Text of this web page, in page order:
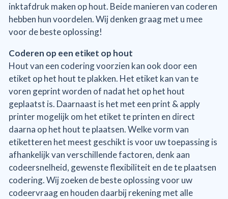
inktafdruk maken op hout. Beide manieren van coderen
hebben hun voordelen. Wij denken graag met u mee
voor de beste oplossing!
Coderen op een etiket op hout
Hout van een codering voorzien kan ook door een
etiket op het hout te plakken. Het etiket kan van te
voren geprint worden of nadat het op het hout
geplaatst is. Daarnaast is het met een print & apply
printer mogelijk om het etiket te printen en direct
daarna op het hout te plaatsen. Welke vorm van
etiketteren het meest geschikt is voor uw toepassing is
afhankelijk van verschillende factoren, denk aan
codeersnelheid, gewenste flexibiliteit en de te plaatsen
codering. Wij zoeken de beste oplossing voor uw
codeervraag en houden daarbij rekening met alle